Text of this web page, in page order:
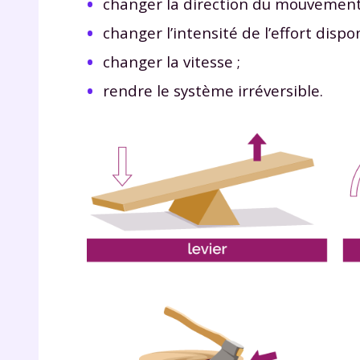
changer l’intensité de l’effort
changer la vitesse ;
rendre le système irréversible.
*
vos